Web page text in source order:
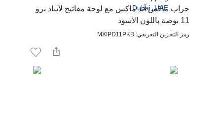
جراب ماكس آند ماكس مع لوحة مفاتيح لآيباد برو
11 بوصة باللون الأسود
رمز التخزين التعريفي: MXIPD11PKB